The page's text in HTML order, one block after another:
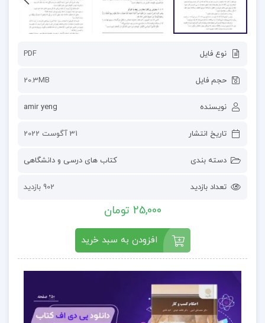
نوع فایل PDF
حجم فایل 20.3MB
نویسنده amir yeng
تاریخ انتشار 31 آگوست 2022
دسته بندی کتاب های درسی و دانشگاهی
تعداد بازدید 902 بازدید
25,000 تومان
افزودن به سبد خرید